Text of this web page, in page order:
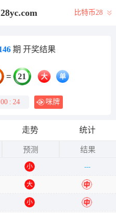
比特币28
期 开奖结果
= 21 大 单
00 : 24 咪牌
走势 统计
预测 结果
小
---
大 中
小 中